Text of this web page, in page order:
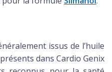
issus de l’huile
dans Cardio Genix